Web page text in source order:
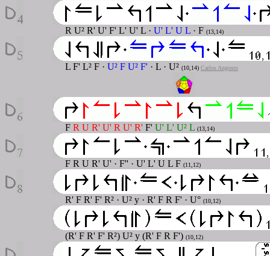
R U² R' U' F' L' U' L · U' L' U L · F (13,14)
L F' L² F · U² F U² F' · L · U² (10,14) Carlos Angosto
F R U R' U' R U' R' F' U' L' U² L (13,14)
F R U R' U' · F'' · U' L' U L F (11,12)
R' F R' F' R² · U² y · R' F R F' · U° (10,12)
(R' F R' F' R²) U² y (R' F R F') (10,12)